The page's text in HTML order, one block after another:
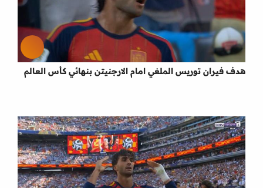
هدف فيران توريس الملغي امام الارجنيتن بنهائي كأس العالم